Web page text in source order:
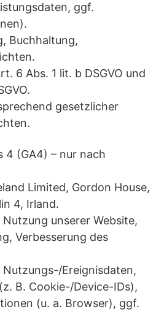
ggf.
Buchhaltung,
6 Abs. 1 lit. b DSGVO und
gesetzlicher
4 (GA4) – nur nach
Limited, Gordon House,
4, Irland.
unserer Website,
Verbesserung des
Ereignisdaten,
B. Cookie-/Device-IDs),
(u. a. Browser), ggf.